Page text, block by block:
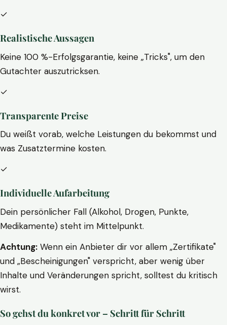
✓
Realistische Aussagen
Keine 100 %-Erfolgsgarantie, keine „Tricks", um den
Gutachter auszutricksen.
✓
Transparente Preise
Du weißt vorab, welche Leistungen du bekommst und
was Zusatztermine kosten.
✓
Individuelle Aufarbeitung
Dein persönlicher Fall (Alkohol, Drogen, Punkte,
Medikamente) steht im Mittelpunkt.
Achtung: Wenn ein Anbieter dir vor allem „Zertifikate"
und „Bescheinigungen" verspricht, aber wenig über
Inhalte und Veränderungen spricht, solltest du kritisch
wirst.
So gehst du konkret vor – Schritt für Schritt